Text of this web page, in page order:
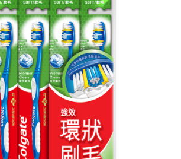
方式進行付款，方視為交易完成。
當下不需立刻繳費，但若您需要取消訂單，請聯絡
家同意取消之訂單仍視為有效，需透過AFTEE先享
先享後付 」之結帳頁面顯示為準，若有關於
取消欲退款等相關疑問，請聯繫「AFTEE先享後付
netprotections.freshdesk.com/support/home
有限公司提供之「AFTEE先享後付」服務完成之交
範圍內提供個人資料，並將交易相關給付款項請求債
限公司。
事宜，請瀏覽以下網址：
先徵得法定代理人或監護人之同意方可使用
含以上)免運費
含以上)免運費
含以上)免運費